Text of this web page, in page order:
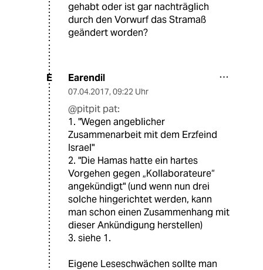
gehabt oder ist gar nachträglich
durch den Vorwurf das Stramaß
geändert worden?
E Earendil
07.04.2017, 09:22 Uhr
@pitpit pat:
1. "Wegen angeblicher
Zusammenarbeit mit dem Erzfeind
Israel"
2. "Die Hamas hatte ein hartes
Vorgehen gegen „Kollaborateure“
angekündigt" (und wenn nun drei
solche hingerichtet werden, kann
man schon einen Zusammenhang mit
dieser Ankündigung herstellen)
3. siehe 1.
Eigene Leseschwächen sollte man